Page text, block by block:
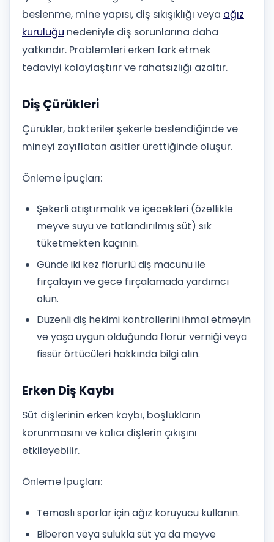
beslenme, mine yapısı, diş sıkışıklığı veya ağız
kuruluğu nedeniyle diş sorunlarına daha
yatkındır. Problemleri erken fark etmek
tedaviyi kolaylaştırır ve rahatsızlığı azaltır.
Diş Çürükleri
Çürükler, bakteriler şekerle beslendiğinde ve
mineyi zayıflatan asitler ürettiğinde oluşur.
Önleme İpuçları:
Şekerli atıştırmalık ve içecekleri (özellikle
meyve suyu ve tatlandırılmış süt) sık
tüketmekten kaçının.
Günde iki kez florürlü diş macunu ile
fırçalayın ve gece fırçalamada yardımcı
olun.
Düzenli diş hekimi kontrollerini ihmal etmeyin
ve yaşa uygun olduğunda florür verniği veya
fissür örtücüleri hakkında bilgi alın.
Erken Diş Kaybı
Süt dişlerinin erken kaybı, boşlukların
korunmasını ve kalıcı dişlerin çıkışını
etkileyebilir.
Önleme İpuçları:
Temaslı sporlar için ağız koruyucu kullanın.
Biberon veya sulukla süt ya da meyve